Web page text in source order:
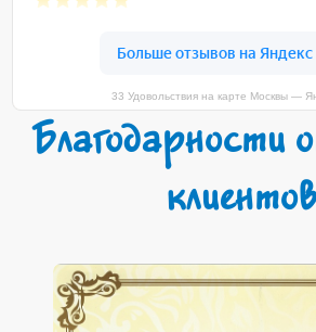
33 Удовольствия на карте Москвы —
Благодарности